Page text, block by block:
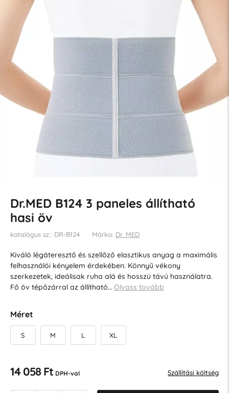
Dr.MED B124 3 paneles állítható
hasi öv
katalógus sz.: DR-B124 Márka: Dr. MED
Kiváló légáteresztő és szellőző elasztikus anyag a maximális
felhasználói kényelem érdekében. Könnyű vékony
szerkezetek, ideálisak ruha alá és hosszú távú használatra.
Fő öv tépőzárral az állítható… Olvass tovább
Méret
S M L XL
14 058 Ft DPH-val Szállítási költség